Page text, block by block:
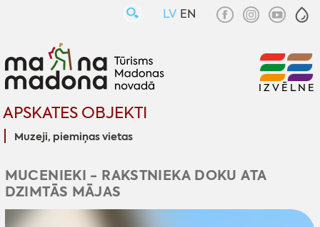
LV EN
APSKATES OBJEKTI
Muzeji, piemiņas vietas
IZVĒLNE
MUCENIEKI - RAKSTNIEKA DOKU ATA
DZIMTĀS MĀJAS